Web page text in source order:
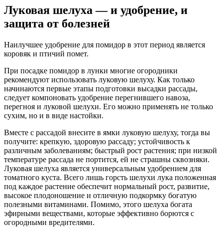
Луковая шелуха — и удобрение, и
защита от болезней
Наилучшее удобрение для помидор в этот период является
коровяк и птичий помет.
При посадке помидор в лунки многие огородники
рекомендуют использовать луковую шелуху. Как только
начинаются первые этапы подготовки высадки рассады,
следует компоновать удобрение перегнившего навоза,
перегноя и луковой шелухи. Его можно применять не только
сухим, но и в виде настойки.
Вместе с рассадой внесите в ямки луковую шелуху, тогда вы
получите: крепкую, здоровую рассаду; устойчивость к
различным заболеваниям; быстрый рост растения; при низкой
температуре рассада не портится, ей не страшны сквозняки.
Луковая шелуха является универсальным удобрением для
томатного куста. Всего лишь горсть шелухи лука положенная
под каждое растение обеспечит нормальный рост, развитие,
высокое плодоношение и отличную подкормку богатую
полезными витаминами. Помимо, этого шелуха богата
эфирными веществами, которые эффективно борются с
огородными вредителями.